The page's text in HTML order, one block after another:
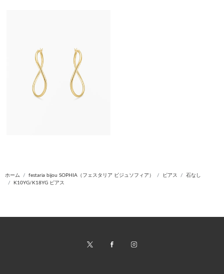
ホーム festaria bijou SOPHIA（フェスタリア ビジュソフィア） ピアス
石なし
K10YG/K18YG ピアス